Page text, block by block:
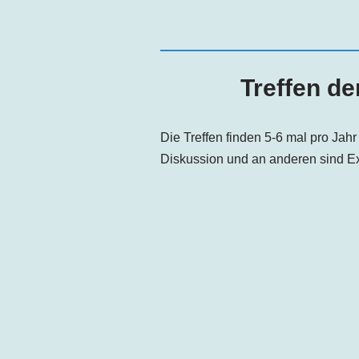
Treffen
Die Treffen finden 5-6 mal pro
Diskussion und an anderen sind